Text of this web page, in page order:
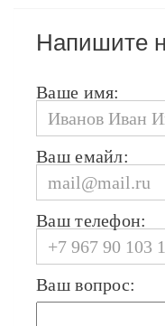
Напишите
Ваше имя:
Ваш емайл:
Ваш телефон:
Ваш вопрос: